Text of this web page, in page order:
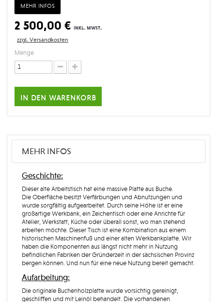
mehr infos
2 500,00 € inkl. mwst.
zzgl. Versandkosten
Menge
in den warenkorb
MEHR INFOS
Geschichte:
Dieser alte Arbeitstisch hat eine massive Platte aus Buche.
Die Oberfläche besitzt Verfärbungen und Abnutzungen und
wurde sorgfältig aufgearbeitet. Durch seine Höhe ist er eine
großartige Werkbank, ein Zeichentisch oder eine Anrichte für
Atelier, Werkstatt, Küche oder überall sonst, wo man stehend
arbeiten möchte. Dieser Tisch ist eine Kombination aus einem
historischen Maschinenfuß und einer alten Werkbankplatte. Wir
haben die Komponenten aus längst nicht mehr in Nutzung
befindlichen Fabriken der Gründerzeit in der sächsischen Provinz
bergen können. Und nun für eine neue Nutzung bereit gemacht.
Aufarbeitung:
Die originale Buchenholzplatte wurde vorsichtig gereinigt,
geschliffen und mit Leinöl behandelt. Die vorhandenen